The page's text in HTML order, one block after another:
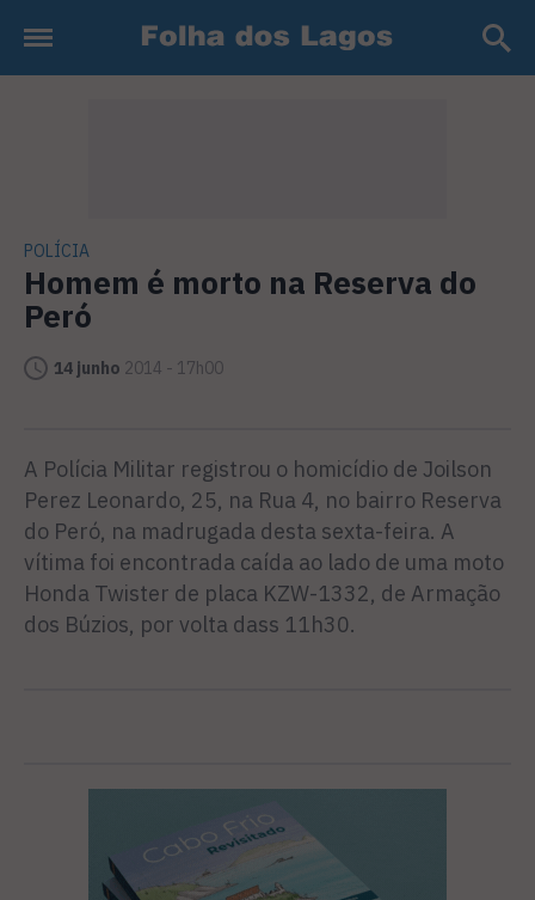
POLÍCIA
Homem é morto na Reserva do
Peró
14 junho 2014 - 17h00
A Polícia Militar registrou o homicídio de Joilson
Perez Leonardo, 25, na Rua 4, no bairro Reserva
do Peró, na madrugada desta sexta-feira. A
vítima foi encontrada caída ao lado de uma moto
Honda Twister de placa KZW-1332, de Armação
dos Búzios, por volta dass 11h30.